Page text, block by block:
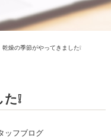
乾燥の季節がやってきました❕
❕
ッフブログ